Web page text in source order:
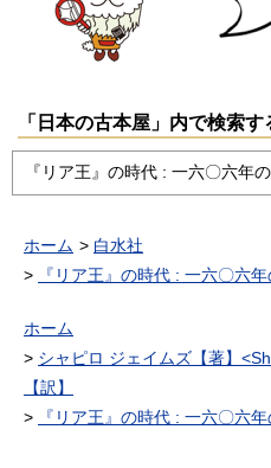
「日本の古本屋」内で検索す
ホーム
白水社
『リア王』の時代 : 一六〇六
ホーム
シャピロ ジェイムズ【著】
【訳】
『リア王』の時代 : 一六〇六